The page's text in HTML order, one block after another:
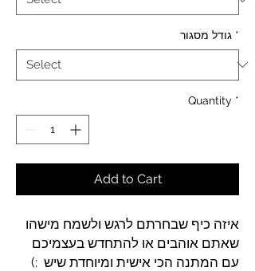
גודל מסגור *
Quantity *
Add to Cart
איזה כיף שבחרתם לרגש ולשמח מישהו
שאתם אוהבים או להתחדש בעצמיכם
עם המתנה הכי אישית ומיוחדת שיש :)